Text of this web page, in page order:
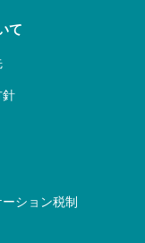
て
ション税制